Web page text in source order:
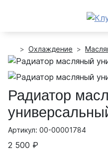
Охлаждение
Радиатор
Артикул: 00-00001784
2 500 ₽